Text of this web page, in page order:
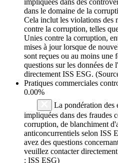
dans le domaine de la
Cela inclut les violations des
contre la corruption, telles
Unies contre la corruption,
mises à jour lorsque de
sont reçues ou au moins une
questions sur les données
directement ISS ESG.
Pratiques commerciales
0.00%
La pondération des
impliquées dans des fraudes
corruption, de blanchiment
anticoncurrentiels selon ISS
avez des questions
veuillez contacter
: ISS ESG)